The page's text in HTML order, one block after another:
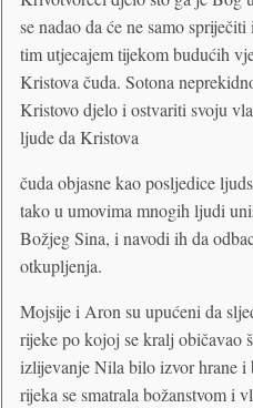
se nadao da će ne samo
tim utjecajem tijekom budućih
Kristova čuda. Sotona
Kristovo djelo i ostvariti svoju
ljude da Kristova
čuda objasne kao posljedice
tako u umovima mnogih ljudi
Božjeg Sina, i navodi ih da
otkupljenja.
Mojsije i Aron su upućeni da
rijeke po kojoj se kralj običavao
izlijevanje Nila bilo izvor hrane i
rijeka se smatrala božanstvom i